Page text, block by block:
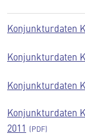
Konjunkturdaten
Konjunkturdaten
Konjunkturdaten
Konjunkturdaten
2011